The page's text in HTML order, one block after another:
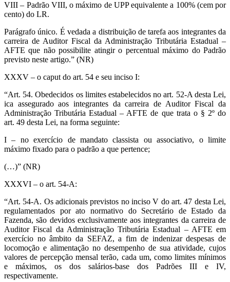
VIII – Padrão VIII, o máximo de UPP equivalente a 100% (cem por
cento) do LR.
Parágrafo único. É vedada a distribuição de tarefa aos integrantes da
carreira de Auditor Fiscal da Administração Tributária Estadual –
AFTE que não possibilite atingir o percentual máximo do Padrão
previsto neste artigo.” (NR)
XXXV – o caput do art. 54 e seu inciso I:
“Art. 54. Obedecidos os limites estabelecidos no art. 52-A desta Lei,
ica assegurado aos integrantes da carreira de Auditor Fiscal da
Administração Tributária Estadual – AFTE de que trata o § 2º do
art. 49 desta Lei, na forma seguinte:
I – no exercício de mandato classista ou associativo, o limite
máximo fixado para o padrão a que pertence;
(…)” (NR)
XXXVI – o art. 54-A:
“Art. 54-A. Os adicionais previstos no inciso V do art. 47 desta Lei,
regulamentados por ato normativo do Secretário de Estado da
Fazenda, são devidos exclusivamente aos integrantes da carreira de
Auditor Fiscal da Administração Tributária Estadual – AFTE em
exercício no âmbito da SEFAZ, a fim de indenizar despesas de
locomoção e alimentação no desempenho de sua atividade, cujos
valores de percepção mensal terão, cada um, como limites mínimos
e máximos, os dos salários-base dos Padrões III e IV,
respectivamente.